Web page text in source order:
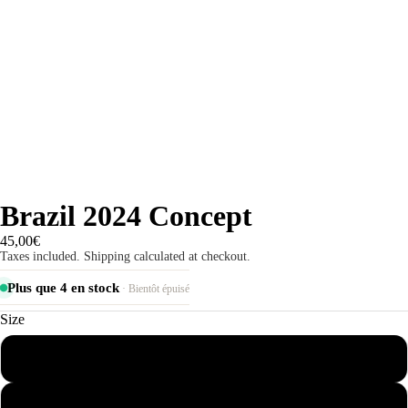
Brazil 2024 Concept
45,00€
Taxes included. Shipping calculated at checkout.
Plus que 4 en stock· Bientôt épuisé
Size